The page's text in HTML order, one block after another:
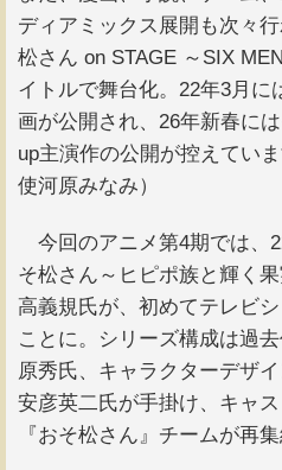
ディアミックス展開も次々
松さん on STAGE ～SIX
イトルで舞台化。22年3月に
画が公開され、26年新春に
up主演作の公開が控えてい
使河原みなみ）
今回のアニメ第4期では、
そ松さん～ヒピポ族と輝く
高義規氏が、初めてテレビ
ことに。シリーズ構成は過
原秀氏、キャラクターデザ
安彦英二氏が手掛け、キャス
『おそ松さん』チームが再集